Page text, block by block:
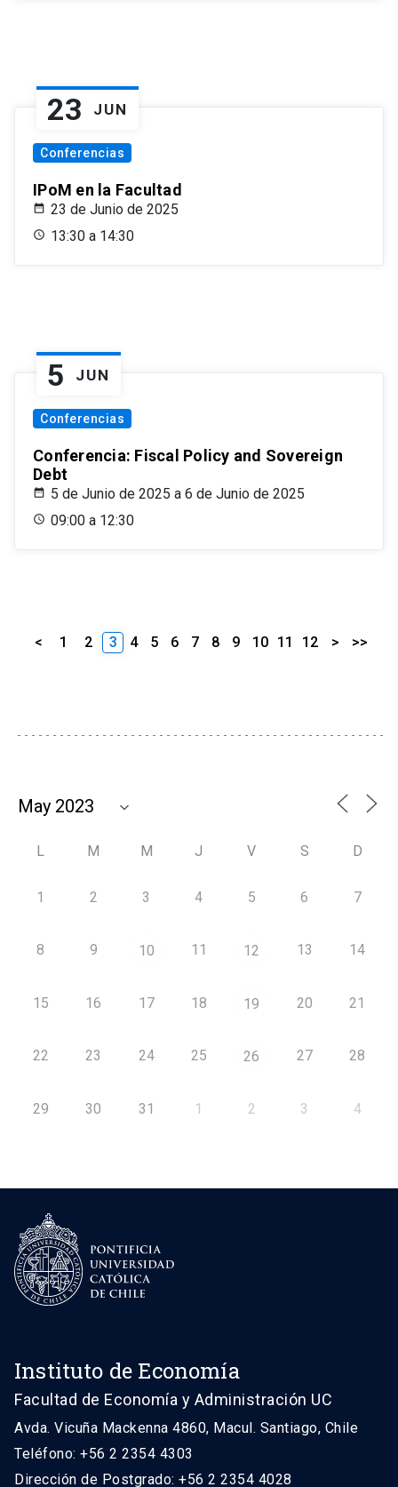
23 JUN
Conferencias
IPoM en la Facultad
23 de Junio de 2025
13:30 a 14:30
5 JUN
Conferencias
Conferencia: Fiscal Policy and Sovereign
Debt
5 de Junio de 2025 a 6 de Junio de 2025
09:00 a 12:30
< 1 2 3 4 5 6 7 8 9 10 11 12 > >>
L M M J V S D
1 2 3 4 5 6 7
8 9 10 11 12 13 14
15 16 17 18 19 20 21
22 23 24 25 26 27 28
29 30 31 1 2 3 4
Instituto de Economía
Facultad de Economía y Administración UC
Avda. Vicuña Mackenna 4860, Macul. Santiago, Chile
Teléfono: +56 2 2354 4303
Dirección de Postgrado: +56 2 2354 4028